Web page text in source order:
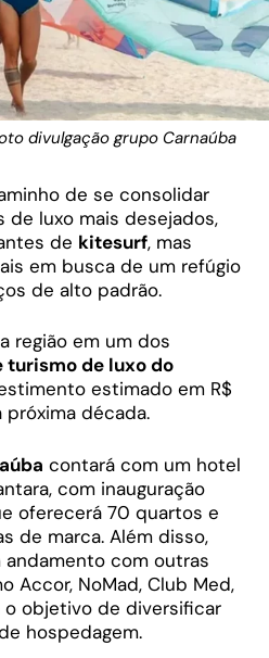
divulgação grupo Carnaúba
de se consolidar
luxo mais desejados,
de kitesurf, mas
em busca de um refúgio
de alto padrão.
região em um dos
de luxo do
estimado em R$
década.
contará com um hotel
com inauguração
oferecerá 70 quartos e
de marca. Além disso,
com outras
Accor, NoMad, Club Med,
o objetivo de diversificar
hospedagem.